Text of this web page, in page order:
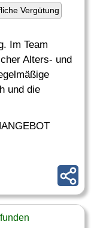
Vergütung
Im Team
Alters- und
und die